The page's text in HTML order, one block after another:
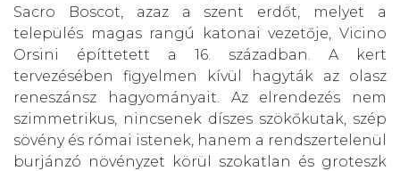
Sacro Boscot, azaz a szent erdőt, melyet a
település magas rangú katonai vezetője, Vicino
Orsini építtetett a 16. században. A kert
tervezésében figyelmen kívül hagyták az olasz
reneszánsz hagyományait. Az elrendezés nem
szimmetrikus, nincsenek díszes szökőkutak, szép
sövény és római istenek, hanem a rendszertelenül
burjánzó növényzet körül szokatlan és groteszk